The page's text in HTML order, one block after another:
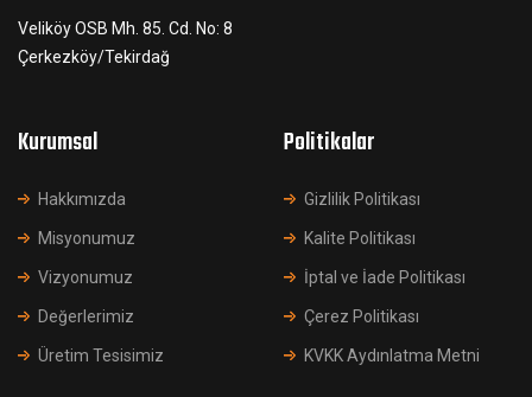
Veliköy OSB Mh. 85. Cd. No: 8
Çerkezköy/Tekirdağ
Kurumsal
Hakkımızda
Misyonumuz
Vizyonumuz
Değerlerimiz
Üretim Tesisimiz
Politikalar
Gizlilik Politikası
Kalite Politikası
İptal ve İade Politikası
Çerez Politikası
KVKK Aydınlatma Metni